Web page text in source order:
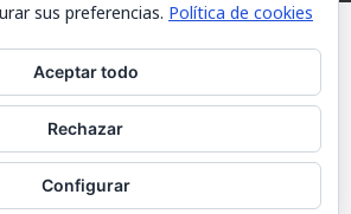
S.L. - Este sitio web utiliza cookies, consulte
nuestra Política de cookies.
Política de cookies
Contacto
sus preferencias. Política de cookies
Aceptar todo
Rechazar
Configurar